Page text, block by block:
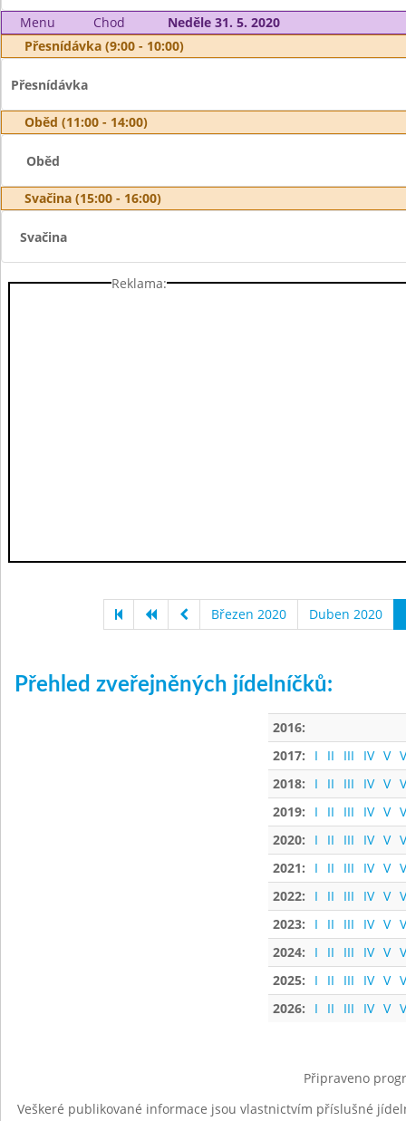
Menu Chod
Neděle 31. 5. 2020
Přesnídávka (9:00 - 10:00)
Přesnídávka
Oběd (11:00 - 14:00)
Oběd
Svačina (15:00 - 16:00)
Svačina
Reklama:
Březen 2020 Duben 2020
Přehled zveřejněných jídelníčků:
2016:
2017:
I II III IV V
2018:
I II III IV V
2019:
I II III IV V
2020:
I II III IV V
2021:
I II III IV V
2022:
I II III IV V
2023:
I II III IV V
2024:
I II III IV V
2025:
I II III IV V
2026:
I II III IV V
Připraveno
Veškeré publikované informace jsou vlastnictvím příslušné